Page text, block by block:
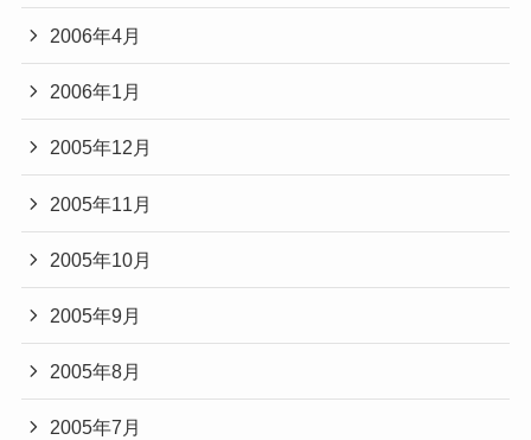
2006年4月
2006年1月
2005年12月
2005年11月
2005年10月
2005年9月
2005年8月
2005年7月